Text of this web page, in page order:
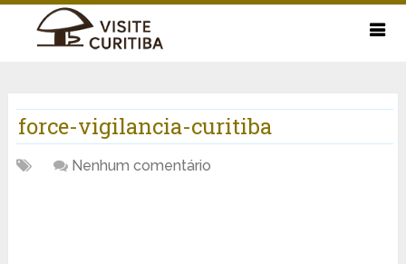
force-vigilancia-curitiba
Nenhum comentário